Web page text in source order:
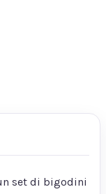
set di bigodini